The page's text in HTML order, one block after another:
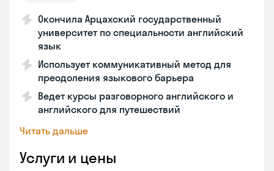
Окончила Арцахский государственный
университет по специальности английский
язык
Использует коммуникативный метод для
преодоления языкового барьера
Ведет курсы разговорного английского и
английского для путешествий
Читать дальше
Услуги и цены